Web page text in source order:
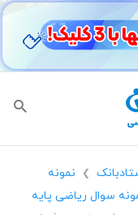
❯
نمونه
سوال ریاضی پایه